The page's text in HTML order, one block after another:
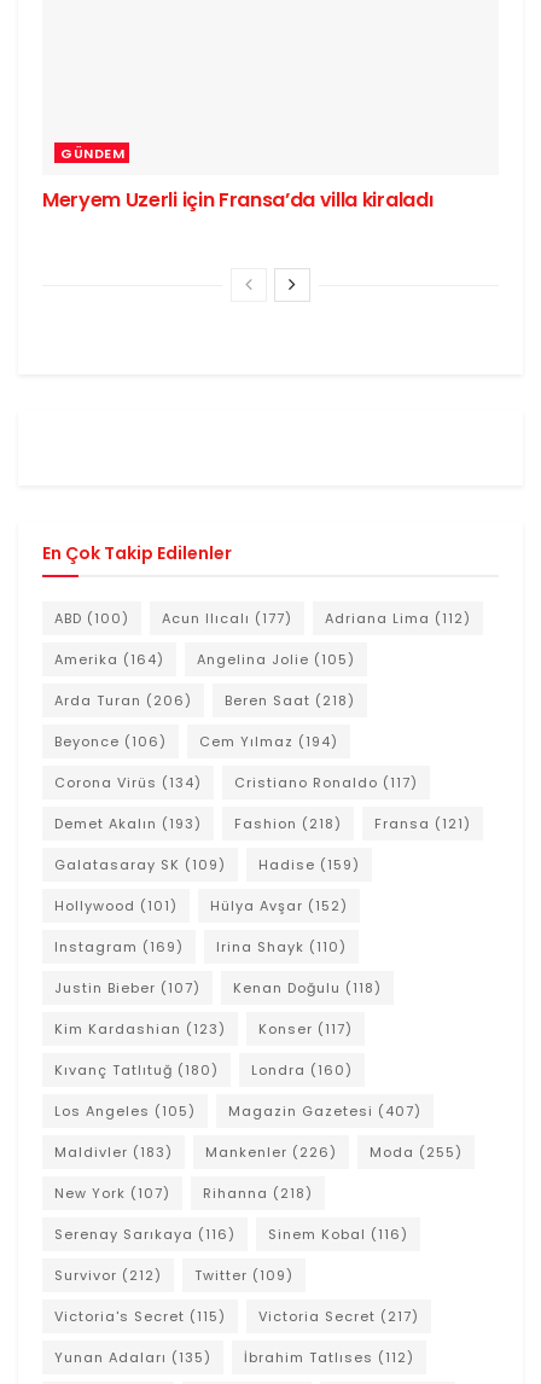
GÜNDEM
Meryem Uzerli için Fransa’da villa kiraladı
En Çok Takip Edilenler
ABD (100) Acun Ilıcalı (177) Adriana Lima (112)
Amerika (164) Angelina Jolie (105)
Arda Turan (206) Beren Saat (218)
Beyonce (106) Cem Yılmaz (194)
Corona Virüs (134) Cristiano Ronaldo (117)
Demet Akalın (193) Fashion (218) Fransa (121)
Galatasaray SK (109) Hadise (159)
Hollywood (101) Hülya Avşar (152)
Instagram (169) Irina Shayk (110)
Justin Bieber (107) Kenan Doğulu (118)
Kim Kardashian (123) Konser (117)
Kıvanç Tatlıtuğ (180) Londra (160)
Los Angeles (105) Magazin Gazetesi (407)
Maldivler (183) Mankenler (226) Moda (255)
New York (107) Rihanna (218)
Serenay Sarıkaya (116) Sinem Kobal (116)
Survivor (212) Twitter (109)
Victoria's Secret (115) Victoria Secret (217)
Yunan Adaları (135) İbrahim Tatlıses (112)